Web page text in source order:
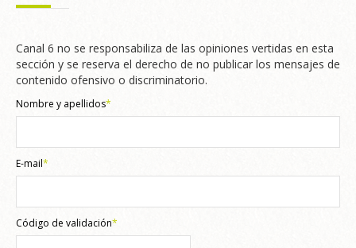
Canal 6 no se responsabiliza de las opiniones vertidas en esta
sección y se reserva el derecho de no publicar los mensajes de
contenido ofensivo o discriminatorio.
Nombre y apellidos*
E-mail*
Código de validación*